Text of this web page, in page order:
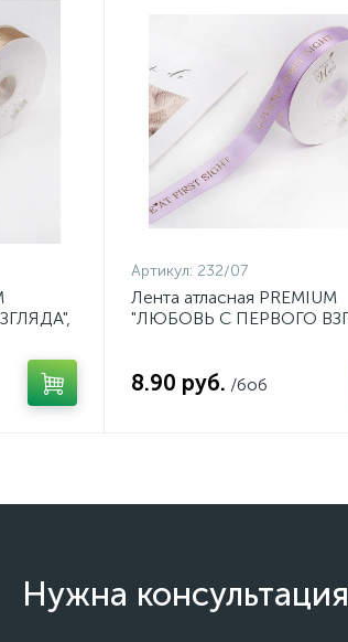
Артикул: 232/07
Лента атласная PREMIUM
"ЛЮБОВЬ С ПЕРВОГО
8.90 руб. /боб
Нужна